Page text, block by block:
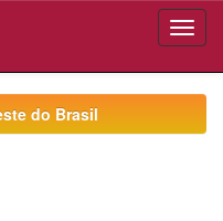
do Brasil